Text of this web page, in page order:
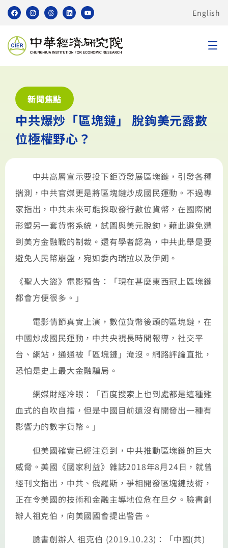
English
新聞焦點
中共爆炒「區塊鏈」 脫鉤美元露數
位極權野心？
中共高層宣示要投下鉅資發展區塊鏈，引發各種
揣測，中共官媒更是將區塊鏈炒成國民運動。不過專
家指出，中共未來可能採取發行數位貨幣，在國際間
形塑另一套貨幣系統，試圖與美元脫鉤，藉此避免遭
到美方金融戰的制裁。還有學者認為，中共此舉是要
避免人民幣崩盤，宛如委內瑞拉以及伊朗。
《聖人大盜》電影預告：「現在甚麼東西冠上區塊鏈
都會方便很多。」
電影情節真實上演，數位貨幣後頭的區塊鏈，在
中國炒成國民運動，中共央視長時間報導，社交平
台、網站，通通被「區塊鏈」淹沒。網路評論直批，
恐怕是史上最大金融騙局。
網媒財經冷眼：「百度搜索上也到處都是這種雞
血式的自吹自擂，但是中國目前還沒有開發出一種有
影響力的數字貨幣。」
但美國確實已經注意到，中共推動區塊鏈的巨大
威脅。美國《國家利益》雜誌2018年8月24日，就曾
經刊文指出，中共、俄羅斯，爭相開發區塊鏈技術，
正在令美國的技術和金融主導地位危在旦夕。臉書創
辦人祖克伯，向美國國會提出警告。
臉書創辦人 祖克伯 (2019.10.23)：「中國(共)